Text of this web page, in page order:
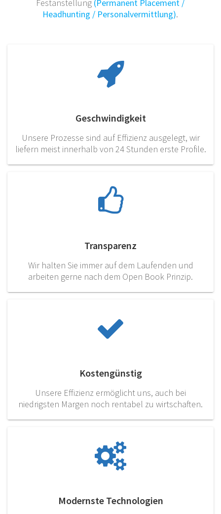
Festanstellung (Permanent Placement /
Headhunting / Personalvermittlung).
Geschwindigkeit
Unsere Prozesse sind auf Effizienz ausgelegt, wir
liefern meist innerhalb von 24 Stunden erste Profile.
Transparenz
Wir halten Sie immer auf dem Laufenden und
arbeiten gerne nach dem Open Book Prinzip.
Kostengünstig
Unsere Effizienz ermöglicht uns, auch bei
niedrigsten Margen noch rentabel zu wirtschaften.
Modernste Technologien